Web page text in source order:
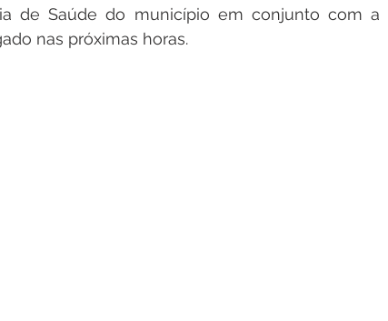
de Saúde do município em conjunto com a
nas próximas horas.